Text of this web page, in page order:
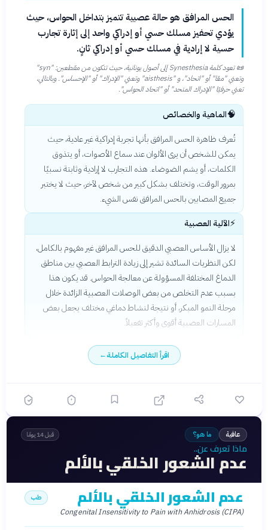
الحس المرافق هو حالة عصبية تتميز بتداخل الحواس، حيث
يؤدي تحفيز مسلك حسي أو إدراكي واحد إلى إثارة تجارب
حسية لا إرادية في مسلك حسي أو إدراكي ثانٍ.
📜
تعود كلمة Synesthesia إلى أصول يونانية، حيث تتكون من مقطعين: "syn"
وتعني "معًا" أو "اتحاد"، و "aisthesis" وتعني "الإدراك" أو "الإحساس". وبالتالي،
تعني حرفيًا "الإدراك المتحد" أو "اتحاد الحواس".
🧠الماهية والخصائص
تُعرف ظاهرة الحس المرافق بأنها تجربة إدراكية غير عادية، حيث
يمكن للشخص أن يرى الألوان عند سماع الأصوات، أو يتذوق
الكلمات، أو يشم الضوضاء. هذه التجارب لا إرادية وثابتة نسبيًا
بمرور الوقت، وتختلف بشكل كبير من شخص لآخر، حيث لا يختبر
جميع المصابين بالحس المرافق نفس الشيء.
⚡الآلية العصبية
لا يزال الأساس العصبي الدقيق للحس المرافق غير مفهوم بالكامل،
لكن النظريات السائدة تشير إلى زيادة الترابط العصبي بين مناطق
الدماغ المختلفة المسؤولة عن معالجة الحواس. قد يكون هذا
بسبب عدم التخلص من بعض الوصلات العصبية الزائدة خلال
مرحلة النمو المبكر، أو نتيجة لنشاط دماغي مختلف يجعل بعض
المسارات العصبية أقوى وأكثر تفعيلاً.
اقرأ التفاصيل الكاملة←
عافية ما هو؟ قبل 14 يومًا
ماذا تعرف عن..
عدم الشعور الخلقي بالألم
عدم الشعور الخلقي بالألم
Congenital Insensitivity to Pain with Anhidrosis (CIPA)
طب